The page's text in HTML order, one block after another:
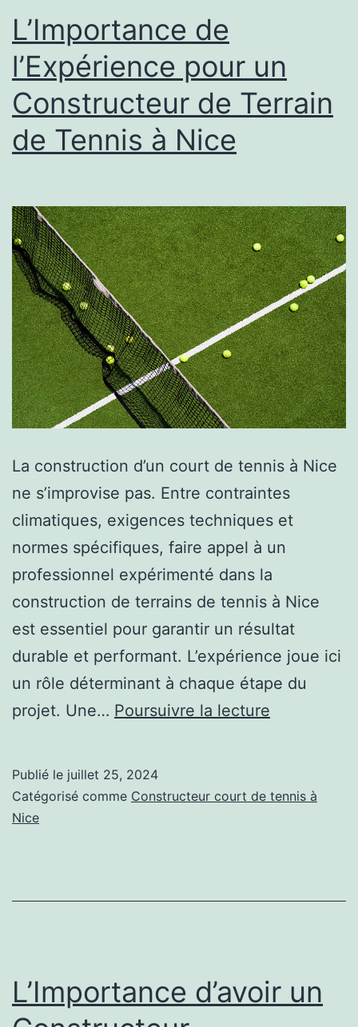
L’Importance de
l’Expérience pour un
Constructeur de Terrain
de Tennis à Nice
La construction d’un court de tennis à Nice
ne s’improvise pas. Entre contraintes
climatiques, exigences techniques et
normes spécifiques, faire appel à un
professionnel expérimenté dans la
construction de terrains de tennis à Nice
est essentiel pour garantir un résultat
durable et performant. L’expérience joue ici
un rôle déterminant à chaque étape du
projet. Une… Poursuivre la lecture
pour
Terrain
à
Nice
Publié le juillet 25, 2024
Catégorisé comme Constructeur court de tennis à
Nice
L’Importance d’avoir un